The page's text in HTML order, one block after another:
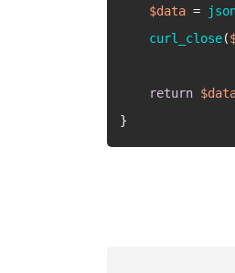
$data =
curl_close(
return
}